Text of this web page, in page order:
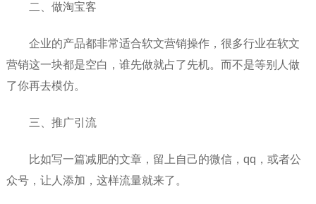
二、做淘宝客
企业的产品都非常适合软文营销操作，很多行业在软文
营销这一块都是空白，谁先做就占了先机。而不是等别人做
了你再去模仿。
三、推广引流
比如写一篇减肥的文章，留上自己的微信，qq，或者公
众号，让人添加，这样流量就来了。